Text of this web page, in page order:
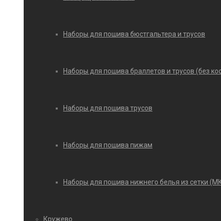
Наборы для пошива бюстгальтера и трусов
Наборы для пошива браллетов и трусов (без
Наборы для пошива трусов
Наборы для пошива пижам
Наборы для пошива нижнего белья из сетки
Кружево